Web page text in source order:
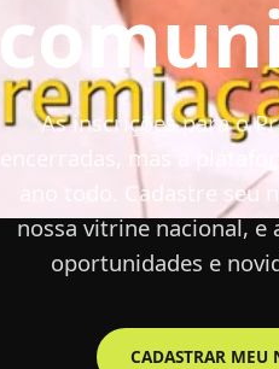
As inscrições para o
encerradas, mas a
ano todo. Cadastre seu
nossa vitrine nacional, e
oportunidades e
CADASTRAR MEU